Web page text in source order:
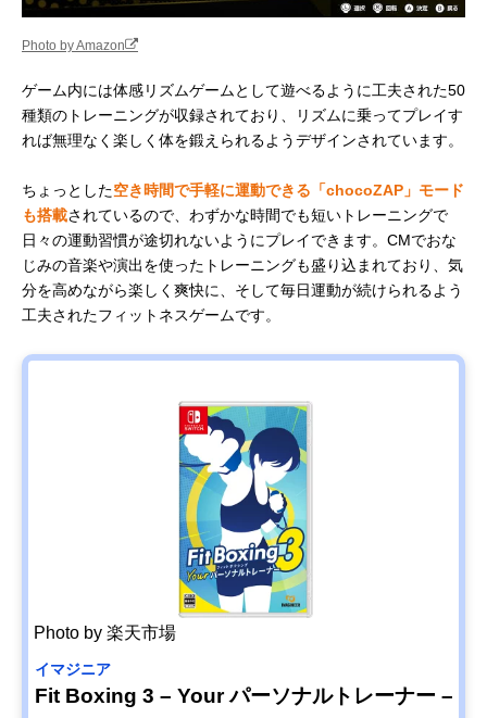
Photo by Amazon
ゲーム内には体感リズムゲームとして遊べるように工夫された50
種類のトレーニングが収録されており、リズムに乗ってプレイす
れば無理なく楽しく体を鍛えられるようデザインされています。
ちょっとした空き時間で手軽に運動できる「chocoZAP」モード
も搭載されているので、わずかな時間でも短いトレーニングで
日々の運動習慣が途切れないようにプレイできます。CMでおな
じみの音楽や演出を使ったトレーニングも盛り込まれており、気
分を高めながら楽しく爽快に、そして毎日運動が続けられるよう
工夫されたフィットネスゲームです。
Photo by 楽天市場
イマジニア
Fit Boxing 3 – Your パーソナルトレーナー –